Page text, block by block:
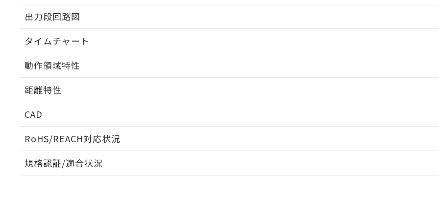
出力段回路図
タイムチャート
動作領域特性
距離特性
CAD
RoHS/REACH対応状況
EU RoHS 注意事項・凡例
規格認証/適合状況